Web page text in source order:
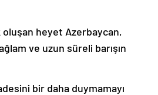
oluşan heyet Azerbaycan,
ve uzun süreli barışın
bir daha duymamayı